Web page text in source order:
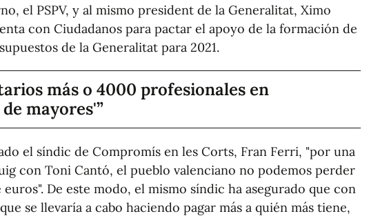
el PSPV, y al mismo president de la Generalitat, Ximo
con Ciudadanos para pactar el apoyo de la formación de
de la Generalitat para 2021.
más o 4000 profesionales en
mayores'
el síndic de Compromís en les Corts, Fran Ferri, "por una
con Toni Cantó, el pueblo valenciano no podemos perder
De este modo, el mismo síndic ha asegurado que con
se llevaría a cabo haciendo pagar más a quién más tiene,